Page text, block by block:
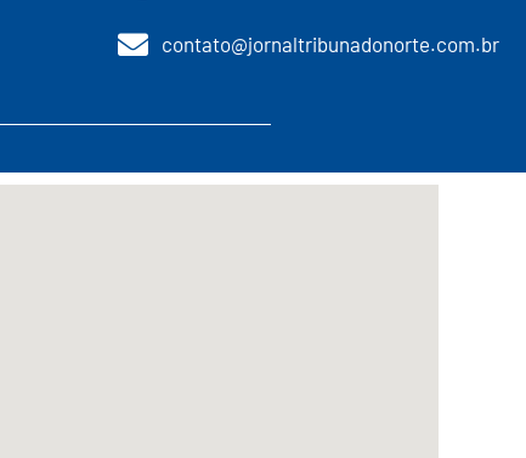
contato@jornaltribunadonorte.com.br